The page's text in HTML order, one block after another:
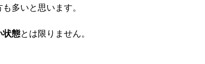
多いと思います。
状態とは限りません。